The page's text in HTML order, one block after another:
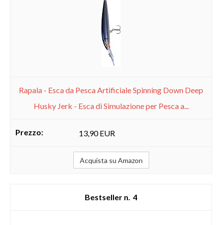
Rapala - Esca da Pesca Artificiale Spinning Down Deep
Husky Jerk - Esca di Simulazione per Pesca a...
13,90 EUR
Acquista su Amazon
4